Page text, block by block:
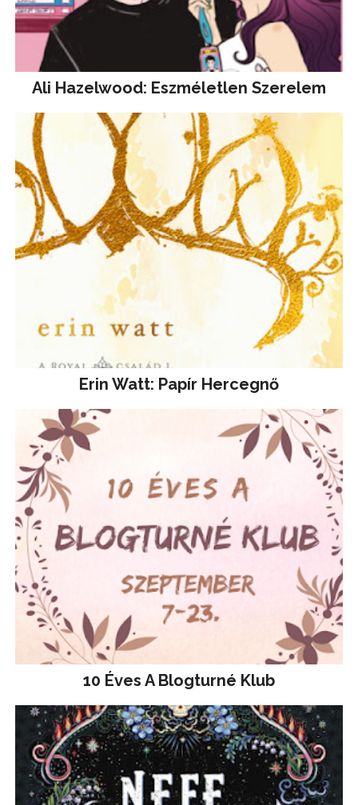
Ali Hazelwood: Eszméletlen Szerelem
Erin Watt: Papír Hercegnő
10 Éves A Blogturné Klub